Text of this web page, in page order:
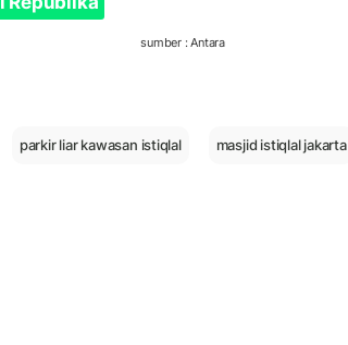
sumber : Antara
parkir liar kawasan istiqlal masjid istiqlal jakarta